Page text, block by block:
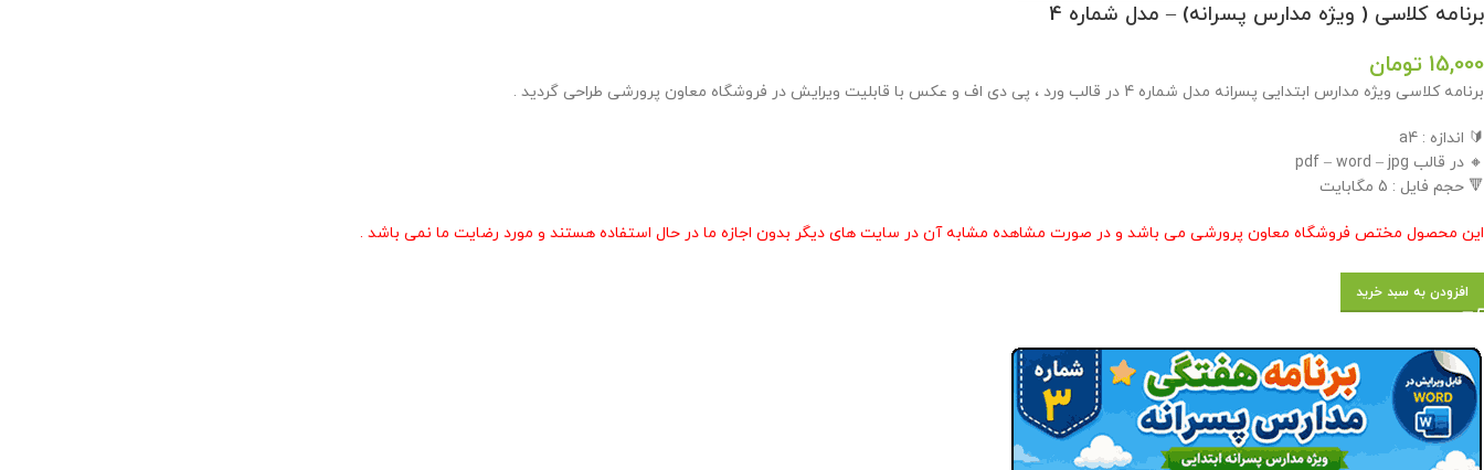
برنامه کلاسی ( ویژه مدارس پسرانه) – مدل شماره 4
15,000 تومان
برنامه کلاسی ویژه مدارس ابتدایی پسرانه مدل شماره 4 در قالب ورد ، پی دی اف و عکس با قابلیت ویرایش در فروشگاه معاون پرورشی طراحی گردید .
🔰 اندازه : a4
🔸 در قالب pdf – word – jpg
🔻 حجم فایل : 5 مگابایت
این محصول مختص فروشگاه معاون پرورشی می باشد و در صورت مشاهده مشابه آن در سایت های دیگر بدون اجازه ما در حال استفاده هستند و مورد رضایت ما نمی باشد .
افزودن به سبد خرید